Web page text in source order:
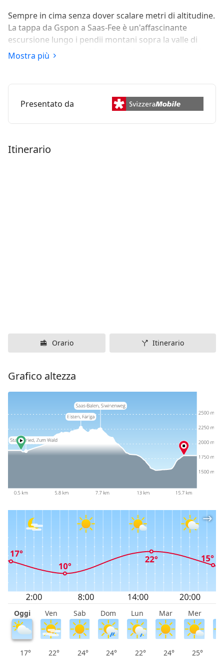
Sempre in cima senza dover scalare metri di altitudine.
La tappa da Gspon a Saas-Fee è un'affascinante
escursione lungo i pendii montani sopra la valle di
Saas, attraverso boschi, pascoli alpini, antichi fienili e
stalle con vista sui quattromila del Vallese.
Mostra più
Presentato da
Itinerario
Orario Itinerario
Grafico altezza
Oggi Ven Sab Dom Lun Mar Mer
17°
22°
24°
24°
22°
24°
25°